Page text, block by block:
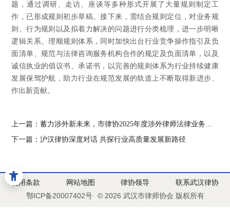
题，通过调研、走访、座谈等多种形式开展了大量规则制定工
作，已形成规则初步草稿。接下来，需结合规则定位，对业务规
则、行为规则以及拟着力解决的问题进行分类梳理，进一步明晰
逻辑关系、理顺规则体系，同时加快出台行业竞争操作指引及负
面清单、规范与法律咨询服务机构合作的规定及负面清单，以及
诚信执业的倡议书、承诺书，以完善的规则体系为行业持续健康
发展保驾护航，助力行业在规范发展的轨道上不断取得新进步、
作出新贡献。
上一篇：蓄力涉外新未来，市律协2025年度涉外律师法律业务培训班圆满举办
下一篇：沪汉律协深度对话 共探行业高质量发展新路径
使用条款 网站地图 律协领导
联系武汉律协
鄂ICP备20007402号
© 2026 武汉市律师协会 版权所有